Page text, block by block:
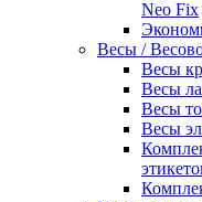
Neo Fix
Весы /
Весы
Весы
Весы
Весы